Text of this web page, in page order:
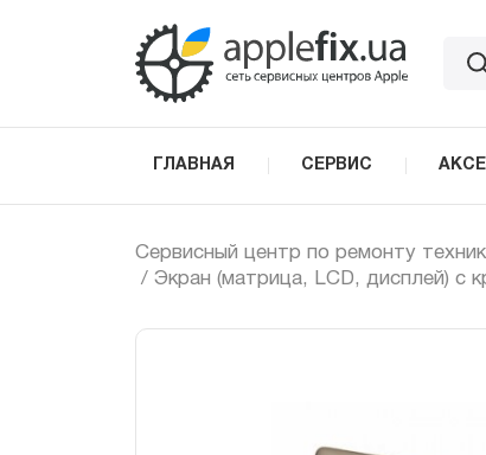
ГЛАВНАЯ СЕРВИС
Сервисный центр по ремонту
/ Экран (матрица, LCD, дисплей) с